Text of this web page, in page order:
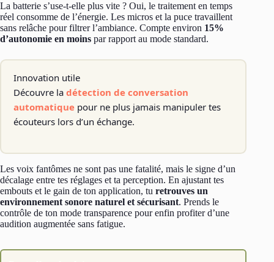
La batterie s’use-t-elle plus vite ? Oui, le traitement en temps
réel consomme de l’énergie. Les micros et la puce travaillent
sans relâche pour filtrer l’ambiance. Compte environ 15%
d’autonomie en moins par rapport au mode standard.
Innovation utile
Découvre la détection de conversation
automatique pour ne plus jamais manipuler tes
écouteurs lors d’un échange.
Les voix fantômes ne sont pas une fatalité, mais le signe d’un
décalage entre tes réglages et ta perception. En ajustant tes
embouts et le gain de ton application, tu retrouves un
environnement sonore naturel et sécurisant. Prends le
contrôle de ton mode transparence pour enfin profiter d’une
audition augmentée sans fatigue.